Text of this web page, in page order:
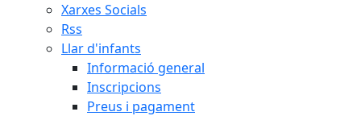
Xarxes Socials
Rss
Llar d'infants
Informació general
Inscripcions
Preus i pagament